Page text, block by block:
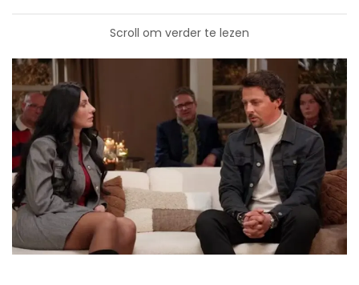
Scroll om verder te lezen